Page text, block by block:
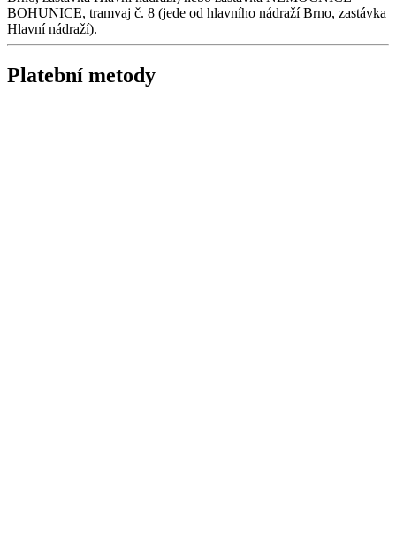
BOHUNICE, tramvaj č. 8 (jede od hlavního nádraží Brno, zastávka
Hlavní nádraží).
Platební metody